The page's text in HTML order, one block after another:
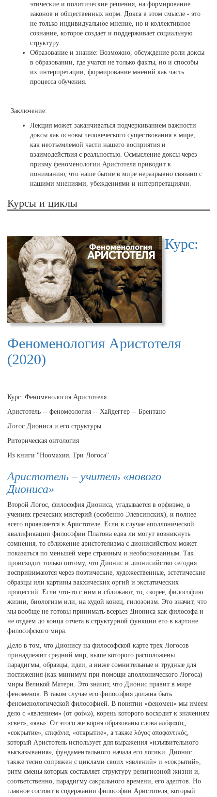
этические и политические решения, на формирование
законов и общественных норм. Докса в этом смысле - это
не только индивидуальное мнение, но и коллективное
сознание, которое создает и поддерживает социальную
структуру.
Образование и знание: Возможно, обсуждение роли доксы
в образовании, где учатся не только факты, но и способы
их интерпретации, формирование мнений как часть
процесса обучения.
Заключение:
Лекция может заканчиваться подчеркиванием важности
доксы как основы человеческого существования в мире,
как неотъемлемой части нашего восприятия и
взаимодействия с реальностью. Осмысление доксы через
призму феноменологии Аристотеля приводит к
пониманию, что наше бытие в мире неразрывно связано с
нашими мнениями, убеждениями и интерпретациями.
Курсы и циклы
Курс:
Феноменология Аристотеля
(2020)
Курс: Феноменология Аристотеля
Аристотель -- феномеология -- Хайдеггер -- Брентано
Логос Диониса и его структуры
Риторическая онтология
Из книги "Ноомахия. Три Логоса"
Аристотель – учитель «нового
Диониса»
Второй Логос, философия Диониса, угадывается в орфизме, в
учениях греческих мистерий (особенно Элевсинских), и полнее
всего проявляется в Аристотеле. Если в случае аполлонической
квалификации философии Платона едва ли могут возникнуть
сомнения, то сближение аристотелизма с дионисийством может
показаться по меньшей мере странным и необоснованным. Так
происходит только потому, что Дионис и дионисийство сегодня
воспринимаются через поэтические, художественные, эстетические
образцы или картины вакхических оргий и экстатических
процессий. Если что-то с ним и сближают, то, скорее, философию
жизни, биологизм или, на худой конец, гилозоизм. Это значит, что
мы вообще не готовы принимать всерьез Диониса как философа и
не отдаем до конца отчета в структурной функции его в картине
философского мира.
Дело в том, что Дионису на философской карте трех Логосов
принадлежит средний мир, выше которого расположены
парадигмы, образцы, идеи, а ниже сомнительные и трудные для
постижения (как минимум при помощи аполлонического Логоса)
миры Великой Матери. Это значит, что Дионис правит в мире
феноменов. В таком случае его философия должна быть
феноменологической философией. В понятии «феномен» мы имеем
дело с «явлением» (от φαίνω), корень которого восходит к значениям
«свет», «явь». От этого же корня образованы слова aπόφασις,
«сокрытие», επιφάνια, «открытие», а также λόγος αποφαντικός,
который Аристотель использует для выражения «изъявительного
высказывания», фундаментального начала его логики. Дионис
также тесно сопряжен с циклами своих «явлений» и «сокрытий»,
ритм смены которых составляет структуру религиозной жизни и,
соответственно, парадигму сакрального времени, его адептов. Но
главное состоит в содержании философии Аристотеля, который